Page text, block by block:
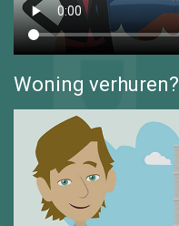
Woning verhuren?